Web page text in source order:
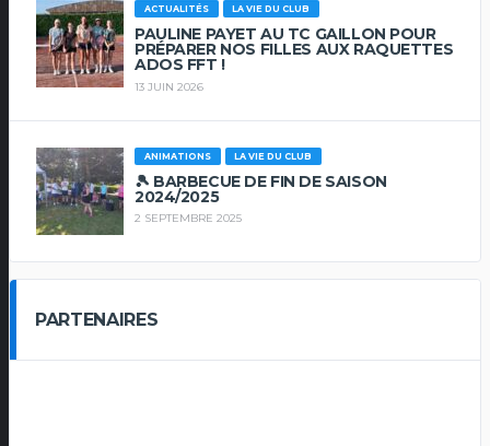
ACTUALITÉS LA VIE DU CLUB
PAULINE PAYET AU TC GAILLON POUR
PRÉPARER NOS FILLES AUX RAQUETTES
ADOS FFT !
13 JUIN 2026
ANIMATIONS LA VIE DU CLUB
🎾 BARBECUE DE FIN DE SAISON
2024/2025
2 SEPTEMBRE 2025
PARTENAIRES